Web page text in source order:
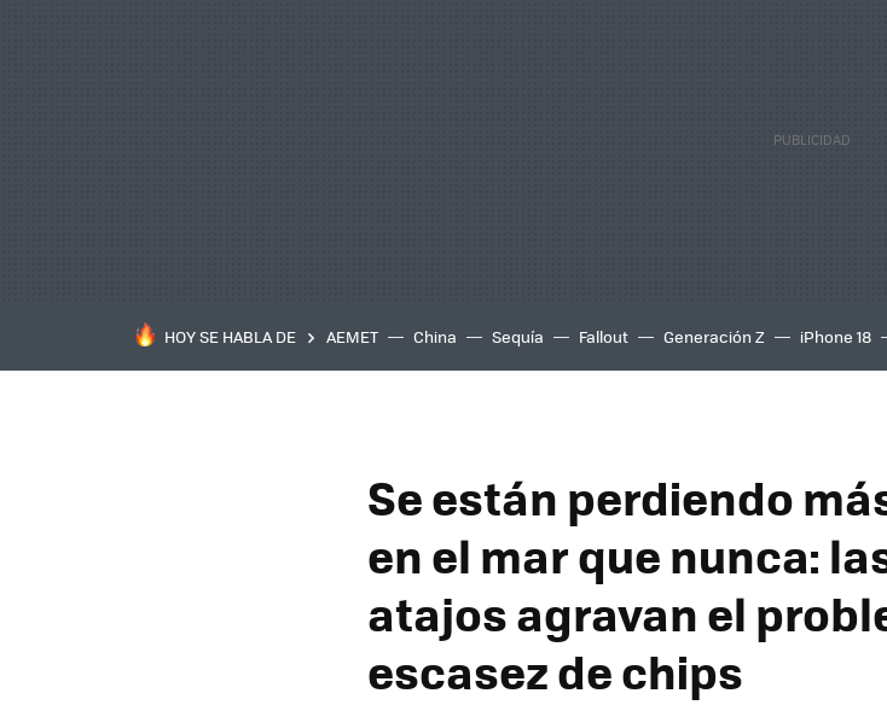
HOY SE HABLA DE AEMET China Sequía Fallout Generación Z iPhone 18
Se están perdiendo
en el mar que nunca:
atajos agravan el
escasez de chips